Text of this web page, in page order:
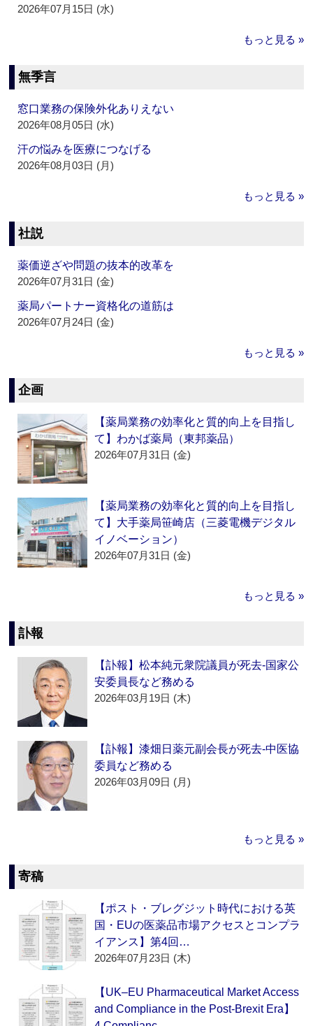
2026年07月15日 (水)
もっと見る »
無季言
窓口業務の保険外化ありえない
2026年08月05日 (水)
汗の悩みを医療につなげる
2026年08月03日 (月)
もっと見る »
社説
薬価逆ざや問題の抜本的改革を
2026年07月31日 (金)
薬局パートナー資格化の道筋は
2026年07月24日 (金)
もっと見る »
企画
【薬局業務の効率化と質的向上を目指し
て】わかば薬局（東邦薬品）
2026年07月31日 (金)
【薬局業務の効率化と質的向上を目指し
て】大手薬局笹崎店（三菱電機デジタル
イノベーション）
2026年07月31日 (金)
もっと見る »
訃報
【訃報】松本純元衆院議員が死去‐国家公
安委員長など務める
2026年03月19日 (木)
【訃報】漆畑日薬元副会長が死去‐中医協
委員など務める
2026年03月09日 (月)
もっと見る »
寄稿
【ポスト・ブレグジット時代における英
国・EUの医薬品市場アクセスとコンプラ
イアンス】第4回…
2026年07月23日 (木)
【UK–EU Pharmaceutical Market Access
and Compliance in the Post-Brexit Era】